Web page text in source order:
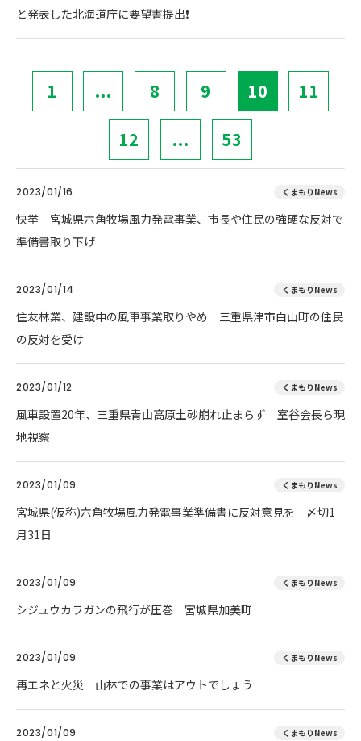
と発表した北海道庁に要望書提出❗
1 ... 8 9 10 11
12 ... 53
2023/01/16 くまもりNews
快挙 宮城県六角牧場風力発電事業、市長や住民の強硬な反対で
準備書取り下げ
2023/01/14 くまもりNews
住友林業、建設中の風車事業取りやめ 三重県津市白山町の住民
の反対を受け
2023/01/12 くまもりNews
風車設置20年、三重県青山高原土砂崩れ止まらず 室谷会長ら現
地視察
2023/01/09 くまもりNews
宮城県(仮称)六角牧場風力発電事業準備書に反対意見を 〆切1
月31日
2023/01/09 くまもりNews
シジュウカラガンの飛行が圧巻 宮城県加美町
2023/01/09 くまもりNews
再エネと火災 山林での事業はアウトでしょう
2023/01/09 くまもりNews